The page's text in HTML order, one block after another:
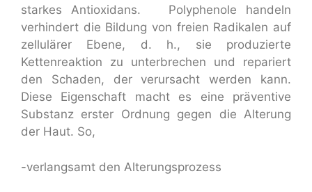
starkes Antioxidans.
Polyphenole handeln
verhindert die Bildung von freien Radikalen auf
zellulärer Ebene, d. h., sie produzierte
Kettenreaktion zu unterbrechen und repariert
den Schaden, der verursacht werden kann.
Diese Eigenschaft macht es eine präventive
Substanz erster Ordnung gegen die Alterung
der Haut. So,
-verlangsamt den Alterungsprozess